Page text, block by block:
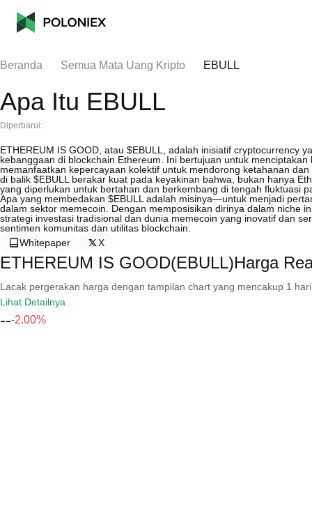
Beranda Semua Mata Uang Kripto EBULL
Apa Itu EBULL
Diperbarui:
ETHEREUM IS GOOD, atau $EBULL, adalah inisiatif cryptocurrency
kebanggaan di blockchain Ethereum. Ini bertujuan untuk
memanfaatkan kepercayaan kolektif untuk mendorong ketahanan
di balik $EBULL berakar kuat pada keyakinan bahwa, bukan hanya
yang diperlukan untuk bertahan dan berkembang di tengah fluktuasi
Apa yang membedakan $EBULL adalah misinya—untuk menjadi
dalam sektor memecoin. Dengan memposisikan dirinya dalam niche
strategi investasi tradisional dan dunia memecoin yang inovatif dan
sentimen komunitas dan utilitas blockchain.
Whitepaper
X
ETHEREUM IS GOOD(EBULL)Harga
Lacak pergerakan harga dengan tampilan chart yang mencakup 1
Lihat Detailnya
---2.00%